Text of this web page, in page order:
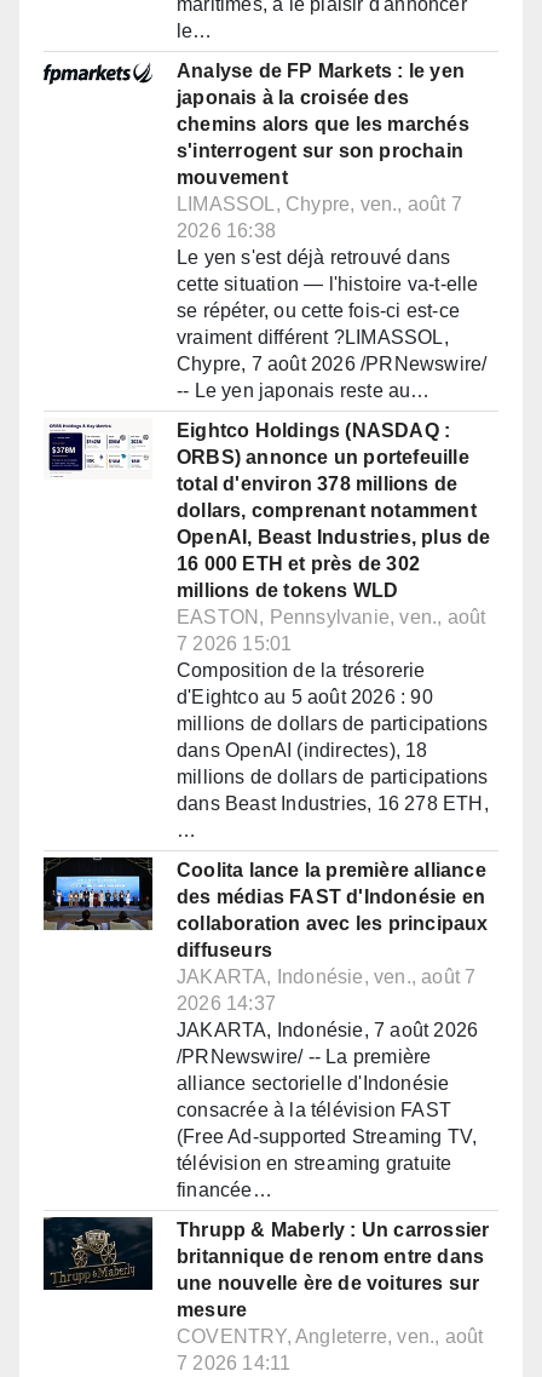
maritimes, a le plaisir d'annoncer
le…
Analyse de FP Markets : le yen
japonais à la croisée des
chemins alors que les marchés
s'interrogent sur son prochain
mouvement
LIMASSOL, Chypre, ven., août 7
2026 16:38
Le yen s'est déjà retrouvé dans
cette situation — l'histoire va-t-elle
se répéter, ou cette fois-ci est-ce
vraiment différent ?LIMASSOL,
Chypre, 7 août 2026 /PRNewswire/
-- Le yen japonais reste au…
Eightco Holdings (NASDAQ :
ORBS) annonce un portefeuille
total d'environ 378 millions de
dollars, comprenant notamment
OpenAI, Beast Industries, plus de
16 000 ETH et près de 302
millions de tokens WLD
EASTON, Pennsylvanie, ven., août
7 2026 15:01
Composition de la trésorerie
d'Eightco au 5 août 2026 : 90
millions de dollars de participations
dans OpenAI (indirectes), 18
millions de dollars de participations
dans Beast Industries, 16 278 ETH,
…
Coolita lance la première alliance
des médias FAST d'Indonésie en
collaboration avec les principaux
diffuseurs
JAKARTA, Indonésie, ven., août 7
2026 14:37
JAKARTA, Indonésie, 7 août 2026
/PRNewswire/ -- La première
alliance sectorielle d'Indonésie
consacrée à la télévision FAST
(Free Ad-supported Streaming TV,
télévision en streaming gratuite
financée…
Thrupp & Maberly : Un carrossier
britannique de renom entre dans
une nouvelle ère de voitures sur
mesure
COVENTRY, Angleterre, ven., août
7 2026 14:11